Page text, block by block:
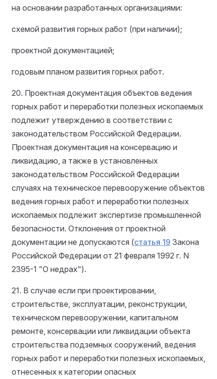
на основании разработанных организациями:
схемой развития горных работ (при наличии);
проектной документацией;
годовым планом развития горных работ.
20. Проектная документация объектов ведения
горных работ и переработки полезных ископаемых
подлежит утверждению в соответствии с
законодательством Российской Федерации.
Проектная документация на консервацию и
ликвидацию, а также в установленных
законодательством Российской Федерации
случаях на техническое перевооружение объектов
ведения горных работ и переработки полезных
ископаемых подлежит экспертизе промышленной
безопасности. Отклонения от проектной
документации не допускаются (статья 19 Закона
Российской Федерации от 21 февраля 1992 г. N
2395-1 "О недрах").
21. В случае если при проектировании,
строительстве, эксплуатации, реконструкции,
техническом перевооружении, капитальном
ремонте, консервации или ликвидации объекта
строительства подземных сооружений, ведения
горных работ и переработки полезных ископаемых,
отнесенных к категории опасных